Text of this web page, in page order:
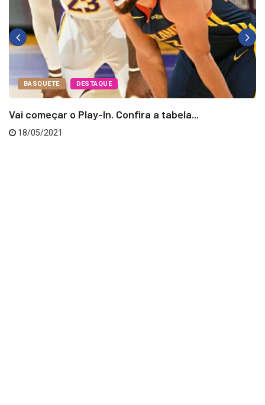
BASQUETE DESTAQUE
Vai começar o Play-In. Confira a tabela...
18/05/2021